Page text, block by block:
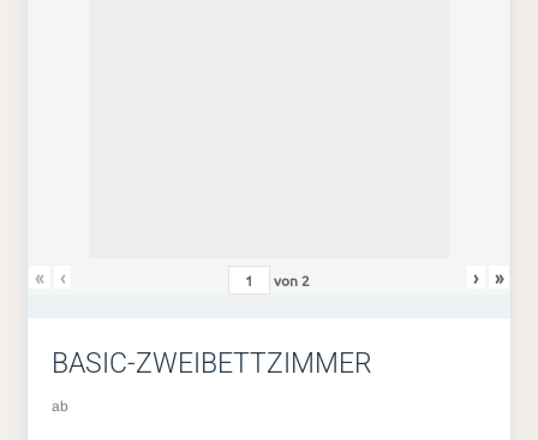
« ‹ von 2 › »
BASIC-ZWEIBETTZIMMER
ab